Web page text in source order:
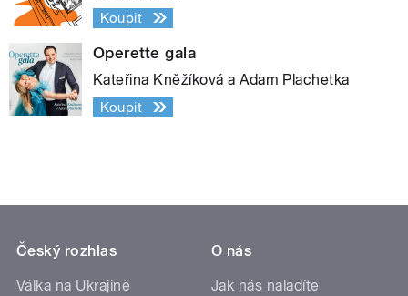
Koupit
Operette gala
Kateřina Kněžíková a Adam Plachetka
Koupit
Český rozhlas
Válka na Ukrajině
O nás
Jak nás naladíte